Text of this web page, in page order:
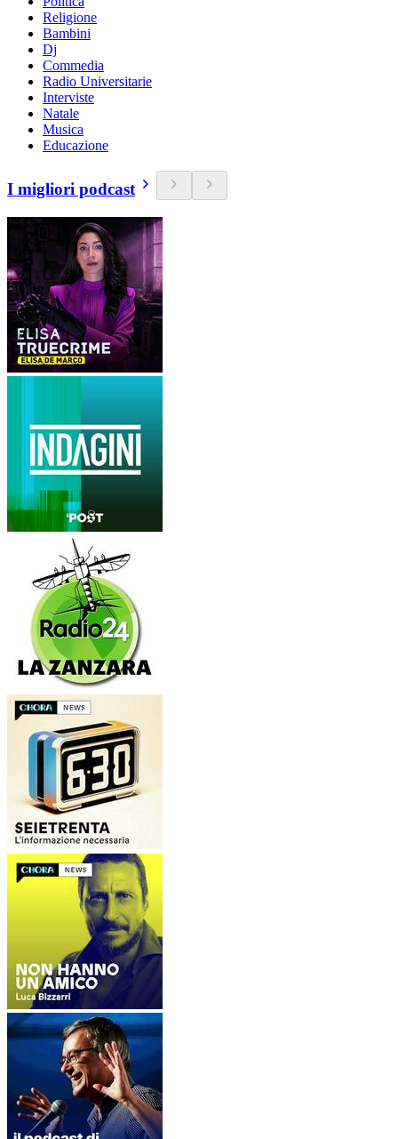
Religione
Bambini
Dj
Commedia
Radio Universitarie
Interviste
Natale
Musica
Educazione
I migliori podcast